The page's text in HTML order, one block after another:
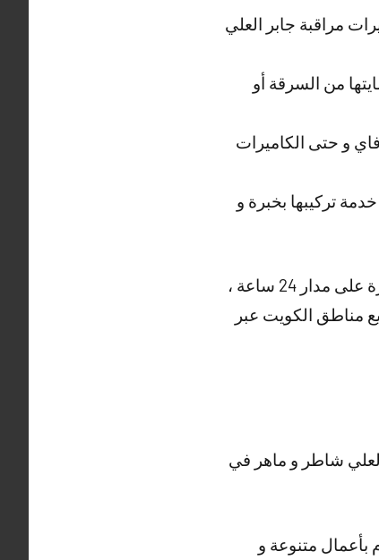
مراقبة جابر العلي
من السرقة أو
فاي و حتى الكاميرات
تركيبها بخبرة و
و هناك أيضا خدمات متنوعة مقدمة من فني تركيب كاميرات مراقبة جابر العلي ، خدمتنا متوفرة على مدار 24 ساعة ،
مناطق الكويت عبر
شاطر و ماهر في
بأعمال متنوعة و